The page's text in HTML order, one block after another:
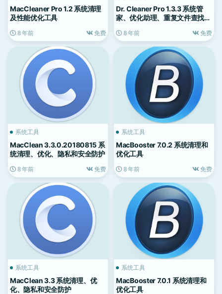
MacCleaner Pro 1.2 系统清理
及性能优化工具
8 年前 免费
Dr. Cleaner Pro 1.3.3 系统管
家、优化助理、重复文件查找、
8 年前 免费
系统工具
MacClean 3.3.0.20180815 系
统清理、优化、隐私和安全防护
8 年前 免费
系统工具
MacBooster 7.0.2 系统清理和
优化工具
8 年前 免费
系统工具
MacClean 3.3 系统清理、优
化、隐私和安全防护
系统工具
MacBooster 7.0.1 系统清理和
优化工具